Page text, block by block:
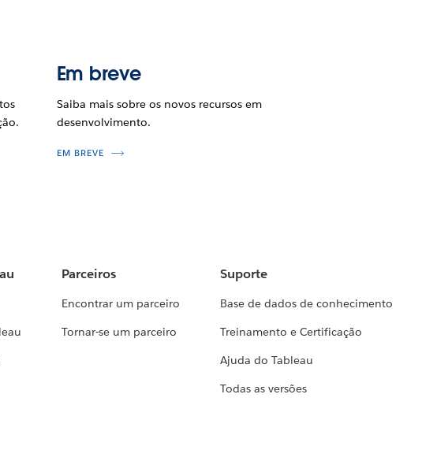
Em breve
Saiba mais sobre os novos recursos em
desenvolvimento.
EM BREVE
Parceiros
Encontrar um parceiro
Tornar-se um parceiro
Suporte
Base de dados de conhecimento
Treinamento e Certificação
Ajuda do Tableau
Todas as versões